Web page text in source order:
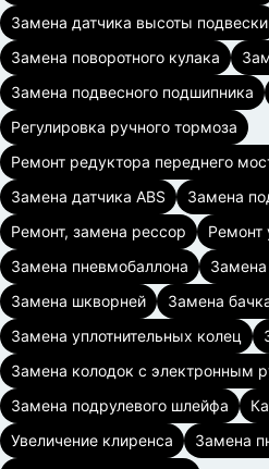
Замена датчика высоты подвески
Замена поворотного кулака
Замена подвесного подшипника
Регулировка ручного тормоза
Ремонт редуктора переднего
Замена датчика ABS
Замена
Ремонт, замена рессор
Ремонт
Замена пневмобаллона
Замена шкворней
Замена
Замена уплотнительных колец
Замена колодок с электронным
Замена подрулевого шлейфа
Увеличение клиренса
Замена